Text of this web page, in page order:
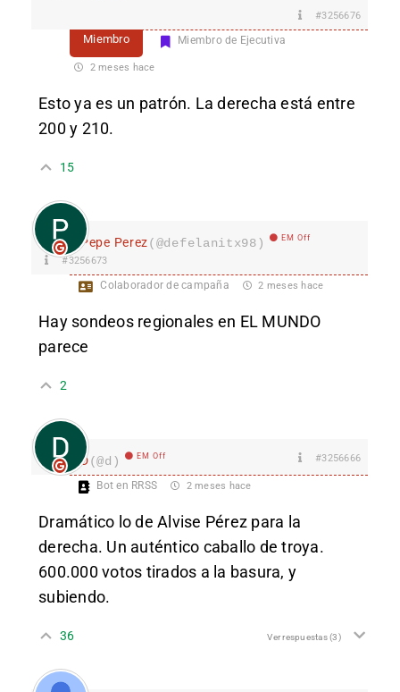
#3256676
Miembro Miembro de Ejecutiva
2 meses hace
Esto ya es un patrón. La derecha está entre
200 y 210.
15
Pepe Perez(@defelanitx98) EM Off
#3256673
Colaborador de campaña 2 meses hace
Hay sondeos regionales en EL MUNDO
parece
2
D(@d) EM Off #3256666
Bot en RRSS 2 meses hace
Dramático lo de Alvise Pérez para la
derecha. Un auténtico caballo de troya.
600.000 votos tirados a la basura, y
subiendo.
36 Ver respuestas(3)